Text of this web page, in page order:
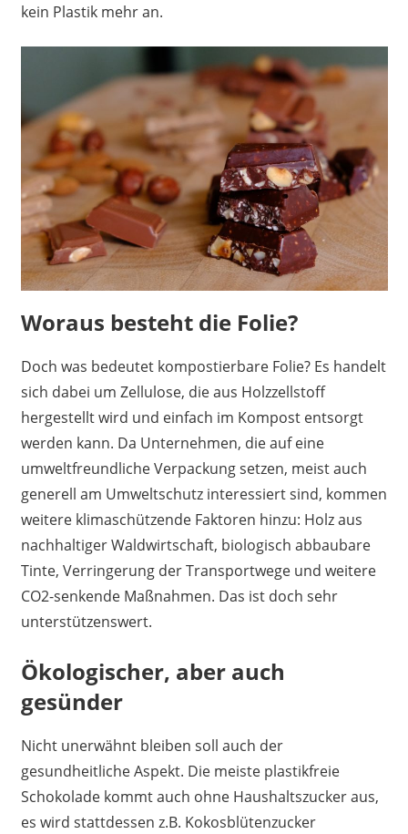
kein Plastik mehr an.
Woraus besteht die Folie?
Doch was bedeutet kompostierbare Folie? Es handelt
sich dabei um Zellulose, die aus Holzzellstoff
hergestellt wird und einfach im Kompost entsorgt
werden kann. Da Unternehmen, die auf eine
umweltfreundliche Verpackung setzen, meist auch
generell am Umweltschutz interessiert sind, kommen
weitere klimaschützende Faktoren hinzu: Holz aus
nachhaltiger Waldwirtschaft, biologisch abbaubare
Tinte, Verringerung der Transportwege und weitere
CO2-senkende Maßnahmen. Das ist doch sehr
unterstützenswert.
Ökologischer, aber auch
gesünder
Nicht unerwähnt bleiben soll auch der
gesundheitliche Aspekt. Die meiste plastikfreie
Schokolade kommt auch ohne Haushaltszucker aus,
es wird stattdessen z.B. Kokosblütenzucker